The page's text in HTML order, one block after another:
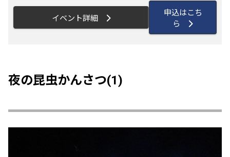
イベント詳細
申込はこち
ら
夜の昆虫かんさつ(1)